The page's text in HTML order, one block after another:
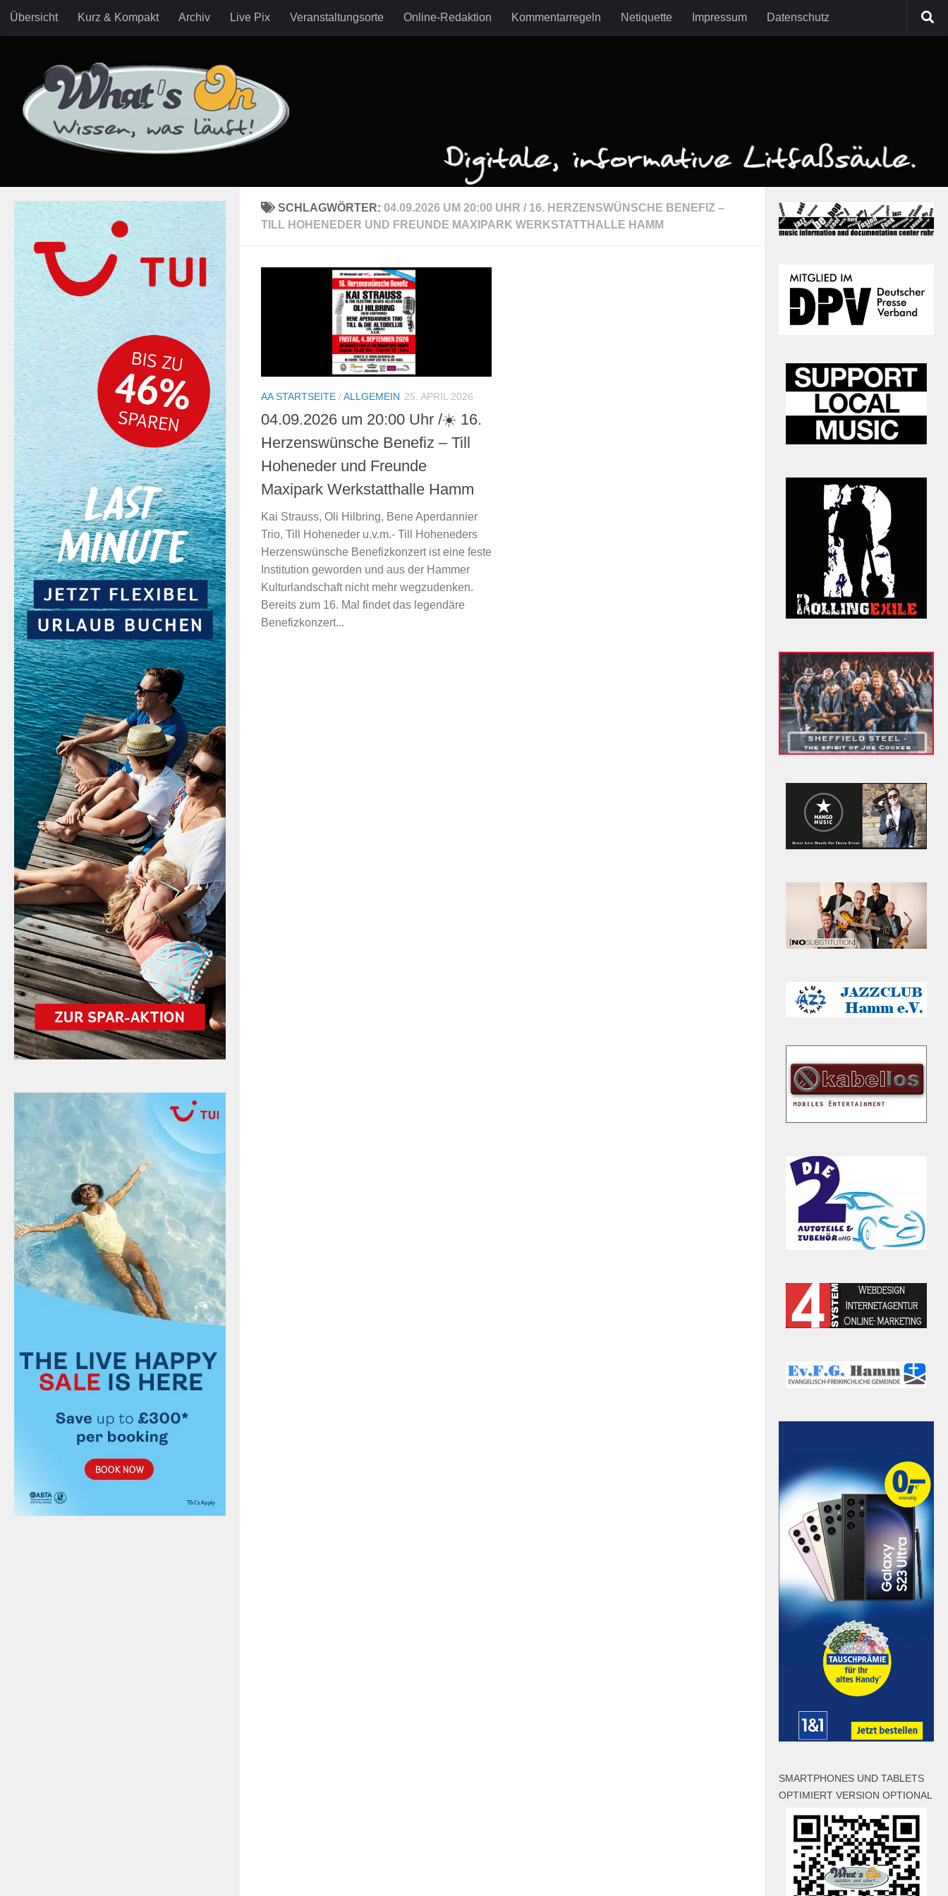
Zum Inhalt springen
Übersicht Kurz & Kompakt Archiv Live Pix Veranstaltungsorte Online-Redaktion Kommentarregeln Netiquette Impressum Datenschutz
SCHLAGWÖRTER: 04.09.2026 UM 20:00 UHR / 16. HERZENSWÜNSCHE BENEFIZ –
TILL HOHENEDER UND FREUNDE MAXIPARK WERKSTATTHALLE HAMM
AA STARTSEITE /ALLGEMEIN 25. APRIL 2026
04.09.2026 um 20:00 Uhr /☀️ 16.
Herzenswünsche Benefiz – Till
Hoheneder und Freunde
Maxipark Werkstatthalle Hamm
Kai Strauss, Oli Hilbring, Bene Aperdannier
Trio, Till Hoheneder u.v.m.- Till Hoheneders
Herzenswünsche Benefizkonzert ist eine feste
Institution geworden und aus der Hammer
Kulturlandschaft nicht mehr wegzudenken.
Bereits zum 16. Mal findet das legendäre
Benefizkonzert...
SMARTPHONES UND TABLETS
OPTIMIERT VERSION OPTIONAL